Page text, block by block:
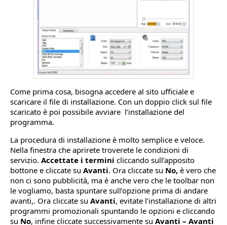
Come prima cosa, bisogna accedere al sito ufficiale e
scaricare il file di installazione. Con un doppio click sul file
scaricato è poi possibile avviare l’installazione del
programma.
La procedura di installazione è molto semplice e veloce.
Nella finestra che aprirete troverete le condizioni di
servizio. Accettate i termini cliccando sull’apposito
bottone e cliccate su Avanti. Ora cliccate su No, è vero che
non ci sono pubblicità, ma è anche vero che le toolbar non
le vogliamo, basta spuntare sull’opzione prima di andare
avanti,. Ora cliccate su Avanti, evitate l’installazione di altri
programmi promozionali spuntando le opzioni e cliccando
su No, infine cliccate successivamente su Avanti – Avanti